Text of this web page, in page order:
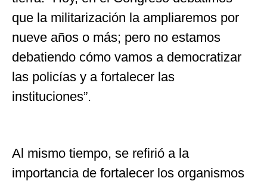
que la militarización la ampliaremos por
nueve años o más; pero no estamos
debatiendo cómo vamos a democratizar
las policías y a fortalecer las
instituciones”.
Al mismo tiempo, se refirió a la
importancia de fortalecer los organismos